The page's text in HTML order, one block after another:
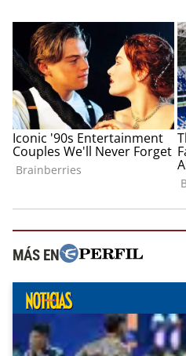
MÁS EN